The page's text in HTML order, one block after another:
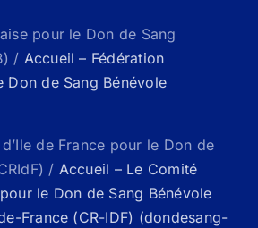
pour le Don de Sang
/ Accueil – Fédération
Don de Sang Bénévole
de France pour le Don de
/ Accueil – Le Comité
le Don de Sang Bénévole
France (CR-IDF) (dondesang-